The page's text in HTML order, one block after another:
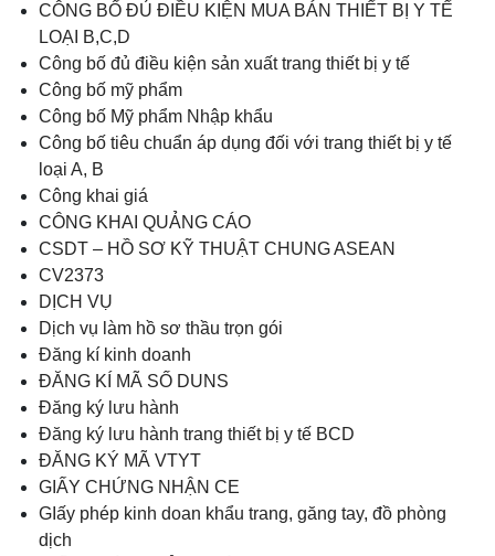
CÔNG BỐ ĐỦ ĐIỀU KIỆN MUA BÁN THIẾT BỊ Y TẾ
LOẠI B,C,D
Công bố đủ điều kiện sản xuất trang thiết bị y tế
Công bố mỹ phẩm
Công bố Mỹ phẩm Nhập khẩu
Công bố tiêu chuẩn áp dụng đối với trang thiết bị y tế
loại A, B
Công khai giá
CÔNG KHAI QUẢNG CÁO
CSDT – HỒ SƠ KỸ THUẬT CHUNG ASEAN
CV2373
DỊCH VỤ
Dịch vụ làm hồ sơ thầu trọn gói
Đăng kí kinh doanh
ĐĂNG KÍ MÃ SỐ DUNS
Đăng ký lưu hành
Đăng ký lưu hành trang thiết bị y tế BCD
ĐĂNG KÝ MÃ VTYT
GIẤY CHỨNG NHẬN CE
GIấy phép kinh doan khẩu trang, găng tay, đồ phòng
dịch